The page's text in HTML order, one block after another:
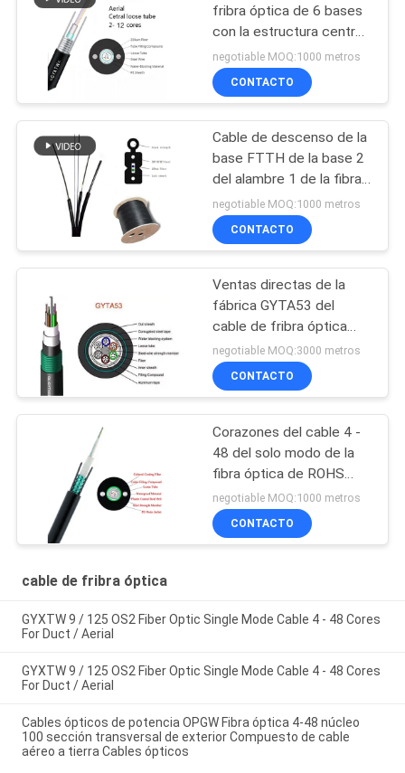
fribra óptica de 6 bases
con la estructura central
del tubo
negotiable MOQ:1000 metros
CONTACTO
Cable de descenso de la
base FTTH de la base 2
del alambre 1 de la fibra
óptica G657
negotiable MOQ:1000 metros
CONTACTO
Ventas directas de la
fábrica GYTA53 del
cable de fribra óptica
enterrado directo
acorazado al aire libre de
la base unimodal del
288
negotiable MOQ:3000 metros
CONTACTO
Corazones del cable 4 -
48 del solo modo de la
fibra óptica de ROHS
OS2 PE para la antena
del conducto
negotiable MOQ:1000 metros
CONTACTO
cable de fribra óptica
GYXTW 9 / 125 OS2 Fiber Optic Single Mode Cable 4 - 48 Cores
For Duct / Aerial
GYXTW 9 / 125 OS2 Fiber Optic Single Mode Cable 4 - 48 Cores
For Duct / Aerial
Cables ópticos de potencia OPGW Fibra óptica 4-48 núcleo
100 sección transversal de exterior Compuesto de cable
aéreo a tierra Cables ópticos